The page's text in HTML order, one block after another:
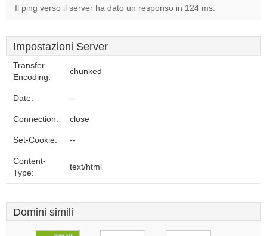
Il ping verso il server ha dato un responso in 124 ms.
Impostazioni Server
Transfer-
Encoding:
chunked
Date: --
Connection: close
Set-Cookie: --
Content-
Type:
text/html
Domini simili